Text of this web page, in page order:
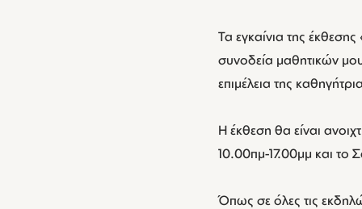
Τα εγκαίνια της
συνοδεία μαθητικών
επιμέλεια της
Η έκθεση θα είναι
10.00πμ-17.00μμ και το
Όπως σε όλες τις